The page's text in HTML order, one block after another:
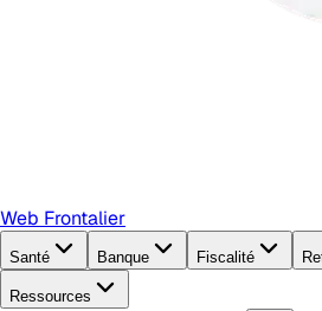
Web Frontalier
Santé Banque Fiscalité
Ressources